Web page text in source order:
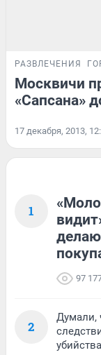
РАЗВЛЕЧЕНИЯ
Москвичи
«Сапсана»
17 декабря, 2013,
1
97
2
Думали,